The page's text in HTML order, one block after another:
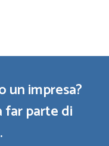
un impresa?
far parte di